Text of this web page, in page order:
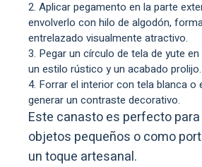
Aplicar pegamento en la parte
envolverlo con hilo de algodón,
entrelazado visualmente atractivo.
Pegar un círculo de tela de yute
un estilo rústico y un acabado prolijo.
Forrar el interior con tela blanca o
generar un contraste decorativo.
Este canasto es perfecto
objetos pequeños o como
un toque artesanal.